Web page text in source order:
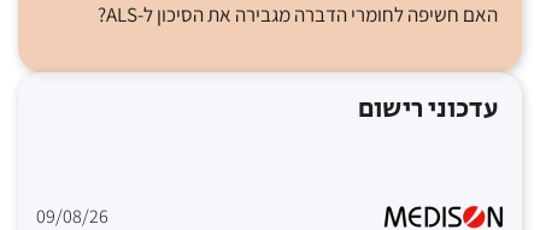
האם חשיפה לחומרי הדברה מגבירה את הסיכון ל-ALS?
עדכוני רישום
09/08/26